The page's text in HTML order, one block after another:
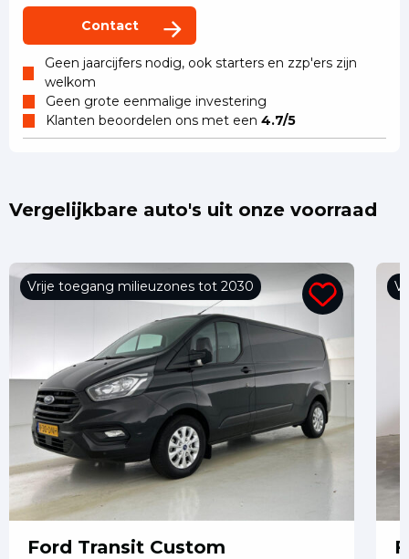
Contact
Geen jaarcijfers nodig, ook starters en zzp'ers zijn
welkom
Geen grote eenmalige investering
Klanten beoordelen ons met een 4.7/5
Vergelijkbare auto's uit onze voorraad
Vrije toegang milieuzones tot 2030
Ford Transit Custom